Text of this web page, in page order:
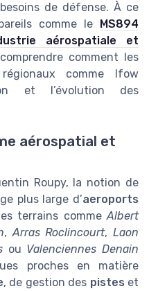
de défense. À ce
comme le
MS894
aérospatiale et
comment les
régionaux comme lfow
et l’évolution des
aérospatial et
Roupy, la notion de
plus large d’aeroports
terrains comme Albert
, Arras Roclincourt,Laon
ou Valenciennes Denain
proches en matière
, de gestion des pistes et